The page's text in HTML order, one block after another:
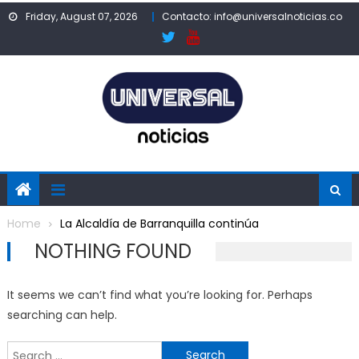
Skip
Friday, August 07, 2026 Contacto: info@universalnoticias.co
Home La Alcaldía de Barranquilla continúa
NOTHING FOUND
It seems we can’t find what you’re looking for. Perhaps
searching can help.